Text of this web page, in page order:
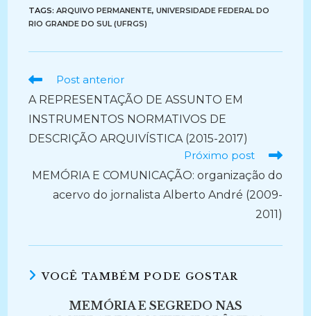
TAGS:ARQUIVO PERMANENTE, UNIVERSIDADE FEDERAL DO
RIO GRANDE DO SUL (UFRGS)
Ler
artigos
Post anterior
A REPRESENTAÇÃO DE ASSUNTO EM
INSTRUMENTOS NORMATIVOS DE
DESCRIÇÃO ARQUIVÍSTICA (2015-2017)
Próximo post
MEMÓRIA E COMUNICAÇÃO: organização do
acervo do jornalista Alberto André (2009-
2011)
VOCÊ TAMBÉM PODE GOSTAR
MEMÓRIA E SEGREDO NAS